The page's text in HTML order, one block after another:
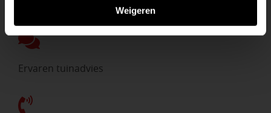
Weigeren
Ervaren tuinadvies